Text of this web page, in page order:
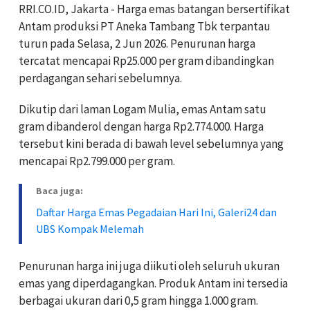
RRI.CO.ID, Jakarta - Harga emas batangan bersertifikat
Antam produksi PT Aneka Tambang Tbk terpantau
turun pada Selasa, 2 Jun 2026. Penurunan harga
tercatat mencapai Rp25.000 per gram dibandingkan
perdagangan sehari sebelumnya.
Dikutip dari laman Logam Mulia, emas Antam satu
gram dibanderol dengan harga Rp2.774.000. Harga
tersebut kini berada di bawah level sebelumnya yang
mencapai Rp2.799.000 per gram.
Baca juga:
Daftar Harga Emas Pegadaian Hari Ini, Galeri24 dan
UBS Kompak Melemah
Penurunan harga ini juga diikuti oleh seluruh ukuran
emas yang diperdagangkan. Produk Antam ini tersedia
berbagai ukuran dari 0,5 gram hingga 1.000 gram.